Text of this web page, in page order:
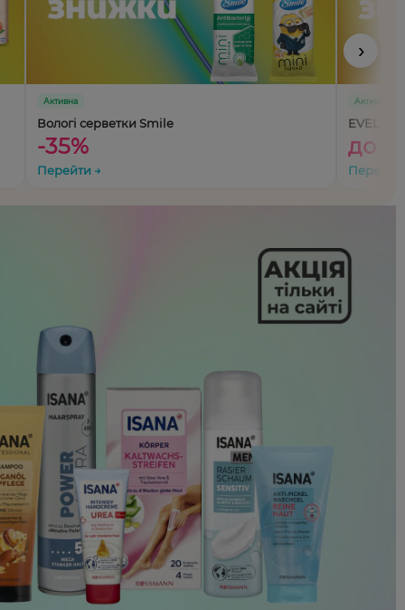
Активна
Вологі серветки Smile
-35%
Перейти →
Активна
до -
Перейти
›